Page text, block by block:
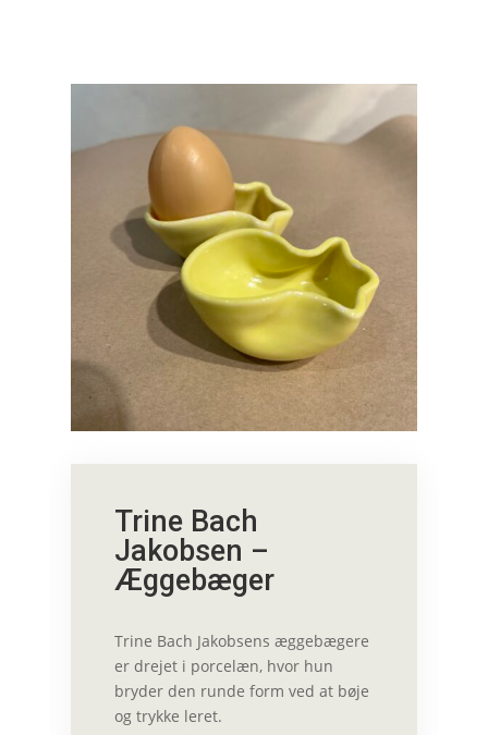
Trine Bach
Jakobsen –
Æggebæger
Trine Bach Jakobsens æggebægere
er drejet i porcelæn, hvor hun
bryder den runde form ved at bøje
og trykke leret.